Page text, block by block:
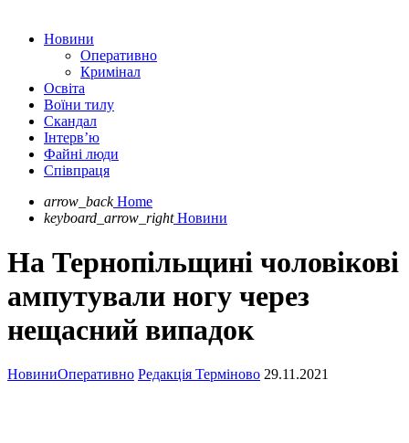
Новини
Оперативно
Кримінал
Освіта
Воїни тилу
Скандал
Інтерв’ю
Файні люди
Співпраця
arrow_back Home
keyboard_arrow_right Новини
На Тернопільщині чоловікові
ампутували ногу через
нещасний випадок
НовиниОперативно Редакція Терміново 29.11.2021